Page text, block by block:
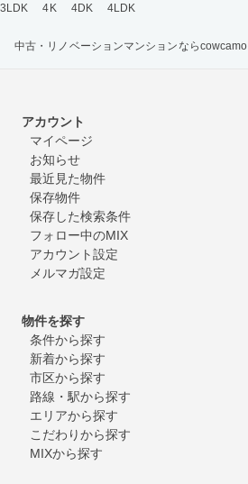
3LDK
4K 4DK 4LDK
中古・リノベーションマンションならcowcamo
アカウント
マイページ
お知らせ
最近見た物件
保存物件
保存した検索条件
フォロー中のMIX
アカウント設定
メルマガ設定
物件を探す
条件から探す
新着から探す
市区から探す
路線・駅から探す
エリアから探す
こだわりから探す
MIXから探す